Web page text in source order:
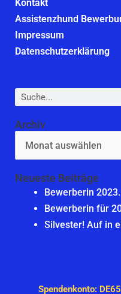
Kontakt
Assistenzhund
Impressum
Datenschutzerklärung
Suche
Archiv
Archiv
Neueste Beiträge
Bewerberin
Bewerberin für
Silvester! Auf in
Spendenkonto: